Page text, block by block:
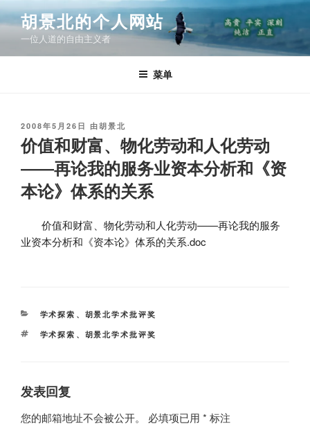
跳
至
容
胡景北的个人网站
一位人道的自由主义者
菜单
发
布
于
2008年5月26日 由胡景北
价值和财富、物化劳动和人化劳动
――再论我的服务业资本分析和《资
本论》体系的关系
价值和财富、物化劳动和人化劳动——再论我的服务
业资本分析和《资本论》体系的关系.doc
分
学术探索 、 胡景北学术批评奖
标
学术探索 、 胡景北学术批评奖
发表回复
您的邮箱地址不会被公开。 必填项已用 * 标注